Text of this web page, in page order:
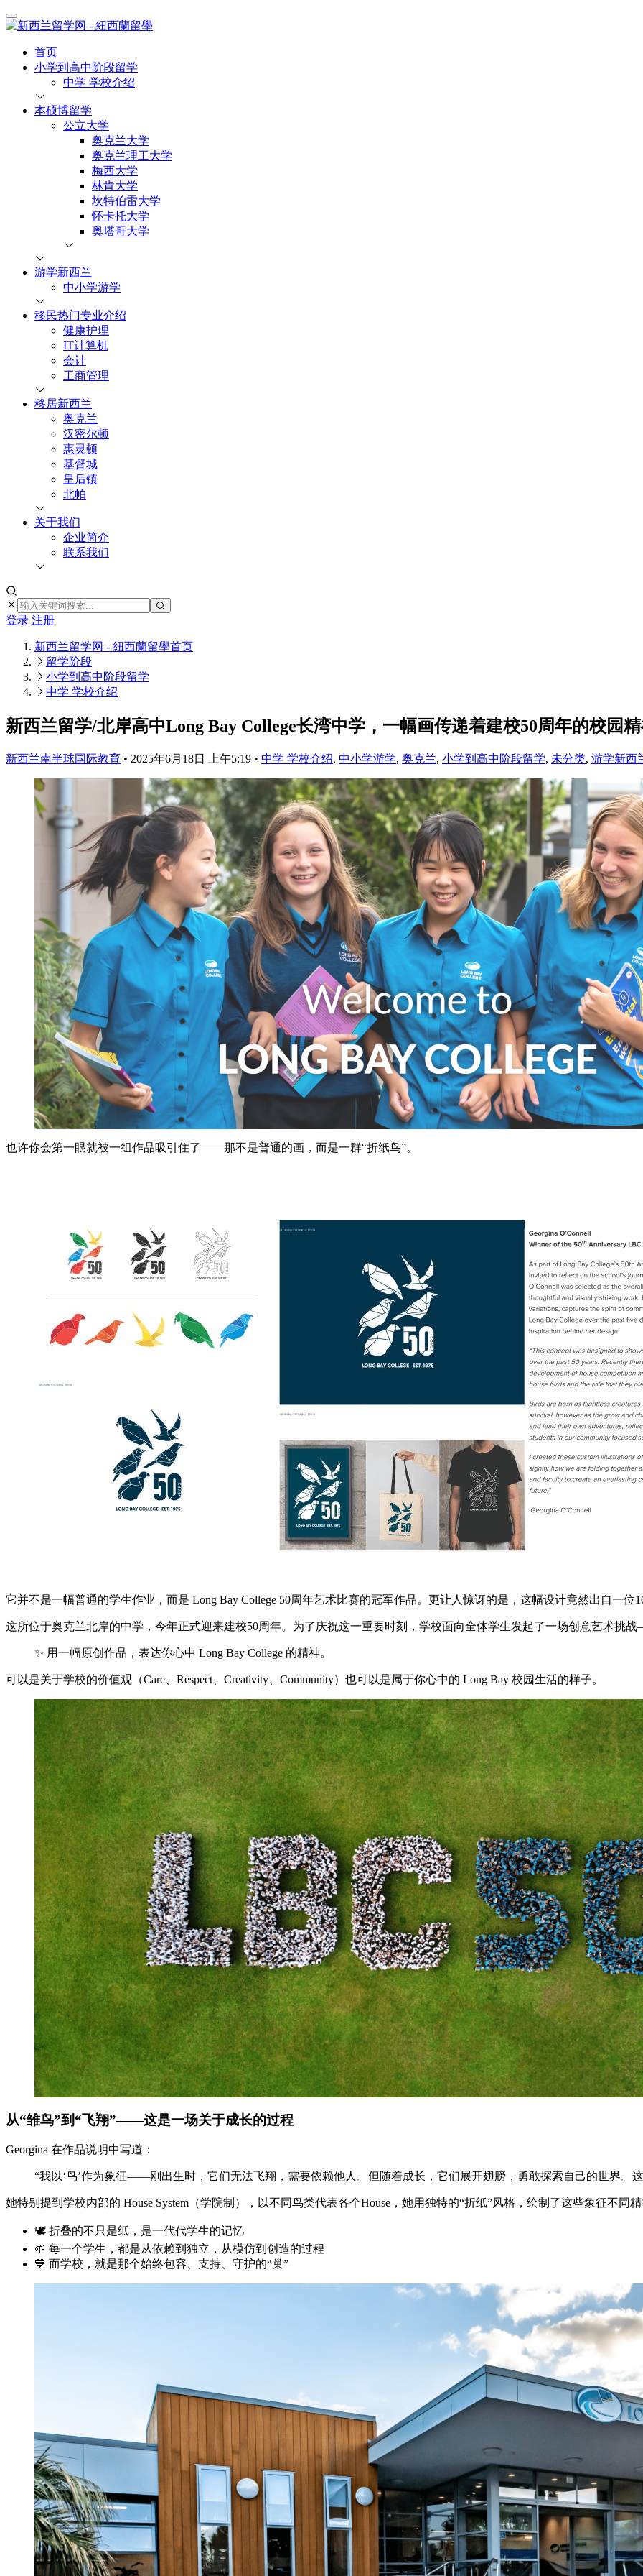
首页
小学到高中阶段留学
中学 学校介绍
本硕博留学
公立大学
奥克兰大学
奥克兰理工大学
梅西大学
林肯大学
坎特伯雷大学
怀卡托大学
奥塔哥大学
游学新西兰
中小学游学
移民热门专业介绍
健康护理
IT计算机
会计
工商管理
移居新西兰
奥克兰
汉密尔顿
惠灵顿
基督城
皇后镇
北帕
关于我们
企业简介
联系我们
登录 注册
新西兰留学网 - 紐西蘭留學首页
留学阶段
小学到高中阶段留学
中学 学校介绍
新西兰留学/北岸高中Long Bay College长湾中学，一幅画传递着建校50周年的校园
新西兰南半球国际教育 • 2025年6月18日 上午5:19 • 中学 学校介绍, 中小学游学, 奥克兰, 小学到高中阶段留学, 未分类, 游学新西
也许你会第一眼就被一组作品吸引住了——那不是普通的画，而是一群“折纸鸟”。
它并不是一幅普通的学生作业，而是 Long Bay College 50周年艺术比赛的冠军作品。更让人惊讶的是，这幅设计竟然出自一
这所位于奥克兰北岸的中学，今年正式迎来建校50周年。为了庆祝这一重要时刻，学校面向全体学生发起了一场创意艺术挑
✨ 用一幅原创作品，表达你心中 Long Bay College 的精神。
可以是关于学校的价值观（Care、Respect、Creativity、Community）也可以是属于你心中的 Long Bay 校园生活的样子。
从“雏鸟”到“飞翔”——这是一场关于成长的过程
Georgina 在作品说明中写道：
“我以‘鸟’作为象征——刚出生时，它们无法飞翔，需要依赖他人。但随着成长，它们展开翅膀，勇敢探索自己的世界。
她特别提到学校内部的 House System（学院制），以不同鸟类代表各个House，她用独特的“折纸”风格，绘制了这些象征不同
🕊️ 折叠的不只是纸，是一代代学生的记忆
🌱 每一个学生，都是从依赖到独立，从模仿到创造的过程
💙 而学校，就是那个始终包容、支持、守护的“巢”